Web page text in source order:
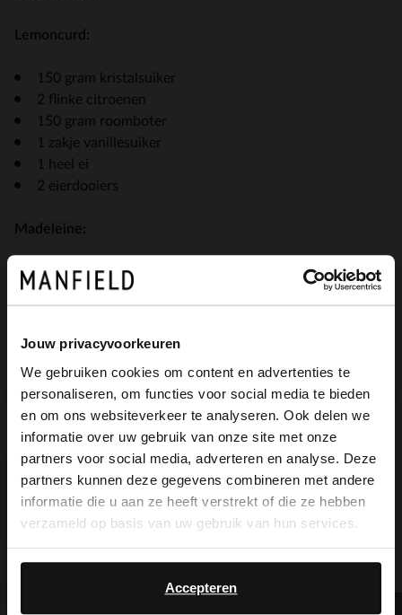
Jouw privacyvoorkeuren
We gebruiken cookies om content en advertenties te
personaliseren, om functies voor social media te bieden
en om ons websiteverkeer te analyseren. Ook delen we
informatie over uw gebruik van onze site met onze
partners voor social media, adverteren en analyse. Deze
partners kunnen deze gegevens combineren met andere
informatie die u aan ze heeft verstrekt of die ze hebben
verzameld op basis van uw gebruik van hun services.
Accepteren
Lemoncurd:
150 gram kristalsuiker
2 flinke citroenen
150 gram roomboter
1 zakje vanillesuiker
1 heel ei
2 eierdooiers
Madeleine:
100 gram suiker
Citroenrasp van 1 citroen
100 gram boter
1 tl bakpoeder
Lees meer
Item
×
View this website in English?
It looks like your language isn't Dutch. Would
you like to switch to English?
English